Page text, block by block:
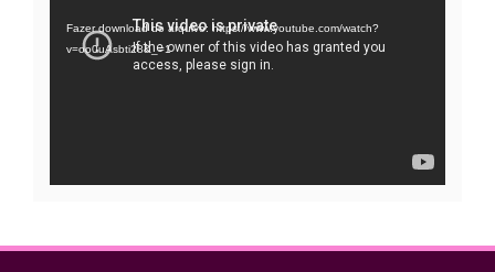
vídeo
Fazer download do arquivo: https://www.youtube.com/watch?
v=oo0uAsbti28&_=1